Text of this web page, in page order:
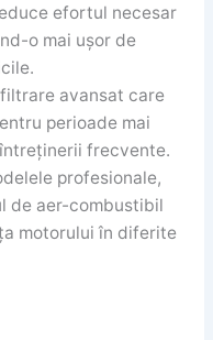
efortul necesar
o mai ușor de
avansat care
perioade mai
frecvente.
profesionale,
de aer-combustibil
motorului în diferite